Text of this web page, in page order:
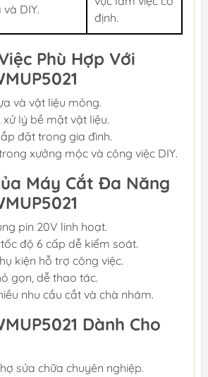
và DIY.
định.
Phù Hợp Với
và vật liệu mỏng.
xử lý bề mặt vật liệu.
đặt trong gia đình.
xưởng mộc và công việc DIY.
Máy Cắt Đa Năng
pin 20V linh hoạt.
độ 6 cấp dễ kiểm soát.
kiện hỗ trợ công việc.
gọn, dễ thao tác.
nhu cầu cắt và chà nhám.
Dành Cho
sửa chữa chuyên nghiệp.